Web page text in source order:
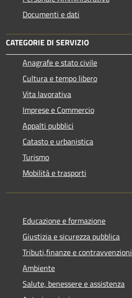
Documenti e dati
CATEGORIE DI SERVIZIO
Anagrafe e stato civile
Cultura e tempo libero
Vita lavorativa
Imprese e Commercio
Appalti pubblici
Catasto e urbanistica
Turismo
Mobilità e trasporti
Educazione e formazione
Giustizia e sicurezza pubblica
Tributi,finanze e contravvenzioni
Ambiente
Salute, benessere e assistenza